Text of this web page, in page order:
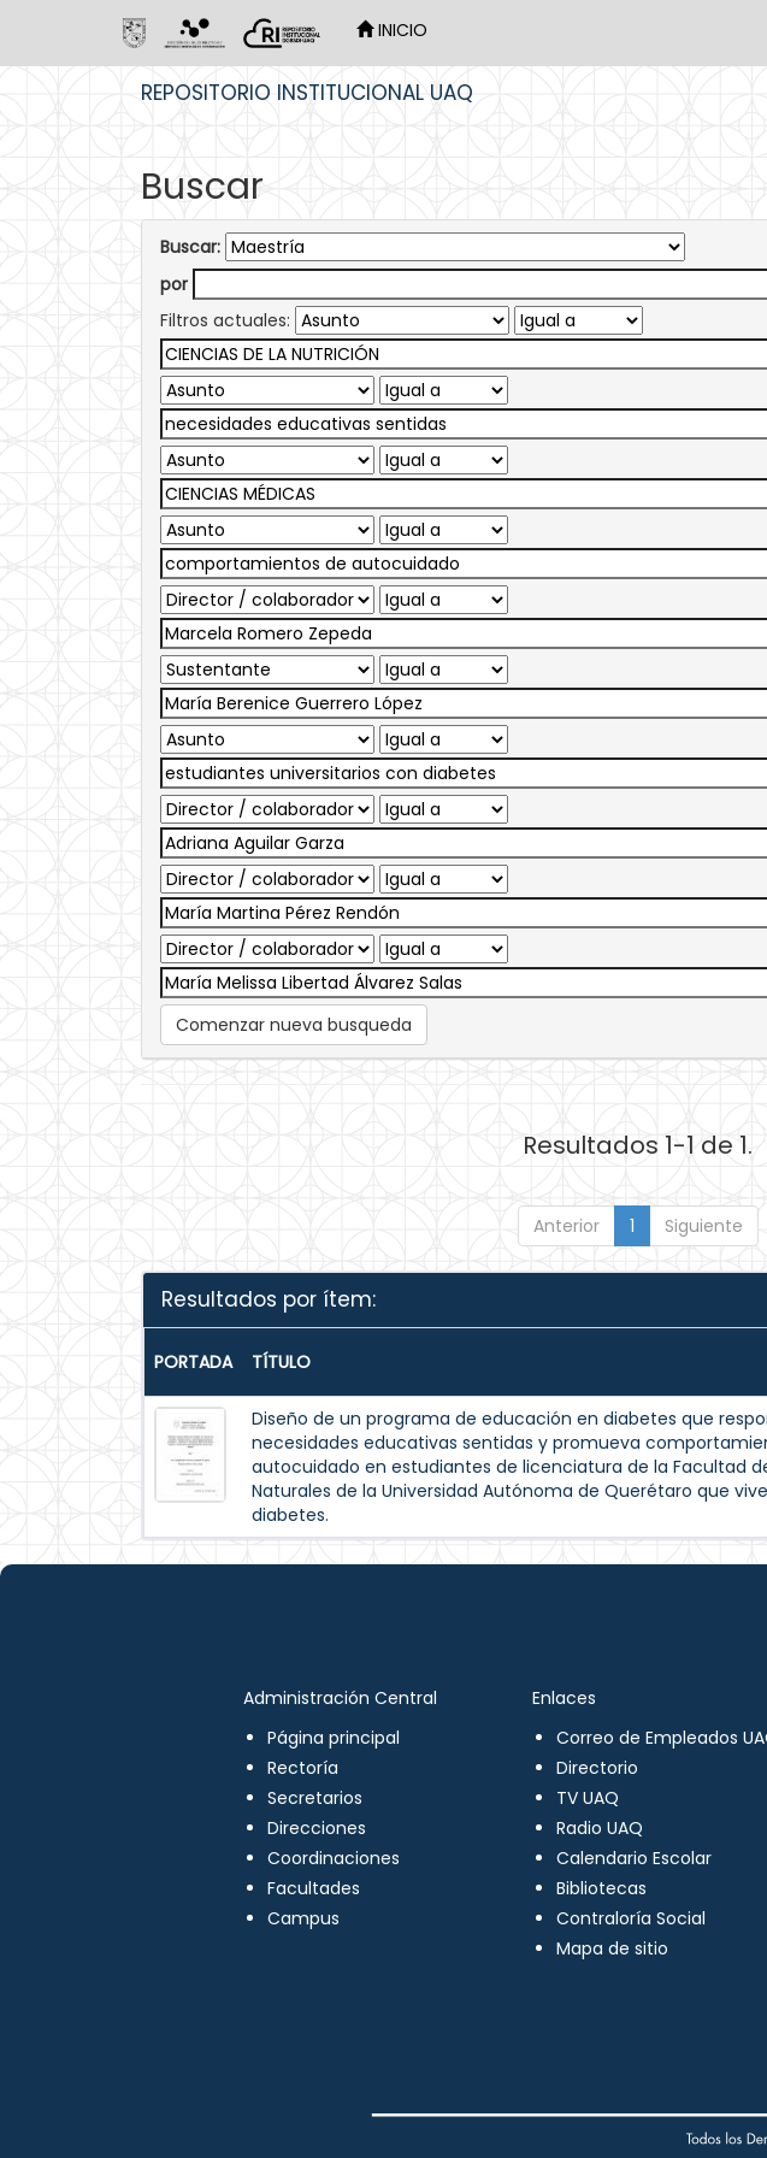
INICIO
REPOSITORIO INSTITUCIONAL UAQ
Buscar
Buscar:
por
Filtros actuales:
Comenzar nueva busqueda
Resultados 1-1 de 1.
Anterior 1 Siguiente
Resultados por ítem:
PORTADA TÍTULO
Diseño de un programa de educación en diabetes que
necesidades educativas sentidas y promueva
autocuidado en estudiantes de licenciatura de la Facultad
Naturales de la Universidad Autónoma de Querétaro que
diabetes.
Administración Central
Página principal
Rectoría
Secretarios
Direcciones
Coordinaciones
Facultades
Campus
Enlaces
Correo de Empleados
Directorio
TV UAQ
Radio UAQ
Calendario Escolar
Bibliotecas
Contraloría Social
Mapa de sitio